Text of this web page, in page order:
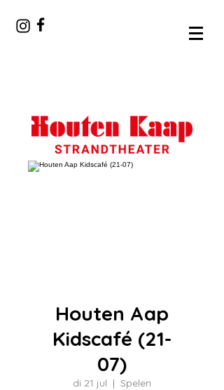
Houten Aap
Kidscafé (21-
07)
di 21 jul
  |
Spelen